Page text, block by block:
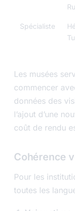
Spécialiste
Les musées
commencer
données des
l’ajout d’une
coût de rendu
Cohérence
Pour les
toutes les